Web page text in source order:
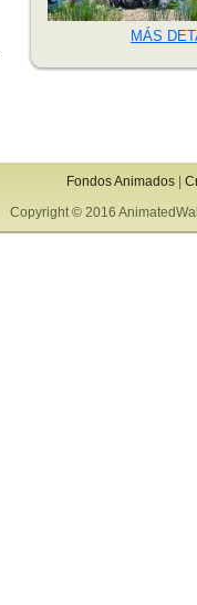
MÁS
Fondos Animados |
Copyright © 2016